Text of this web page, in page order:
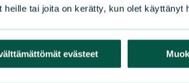
heille tai joita on kerätty, kun olet käyttänyt
evästeet